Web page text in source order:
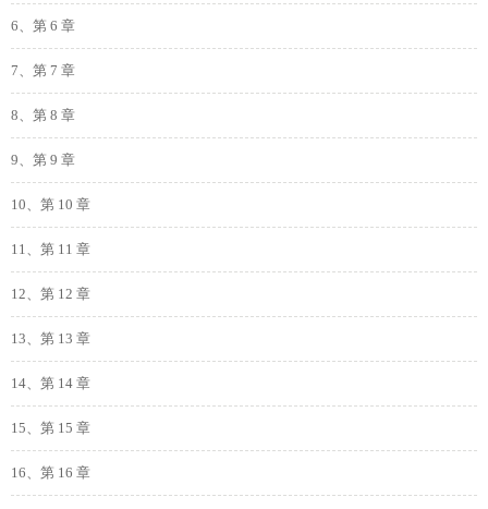
6、第 6 章
7、第 7 章
8、第 8 章
9、第 9 章
10、第 10 章
11、第 11 章
12、第 12 章
13、第 13 章
14、第 14 章
15、第 15 章
16、第 16 章